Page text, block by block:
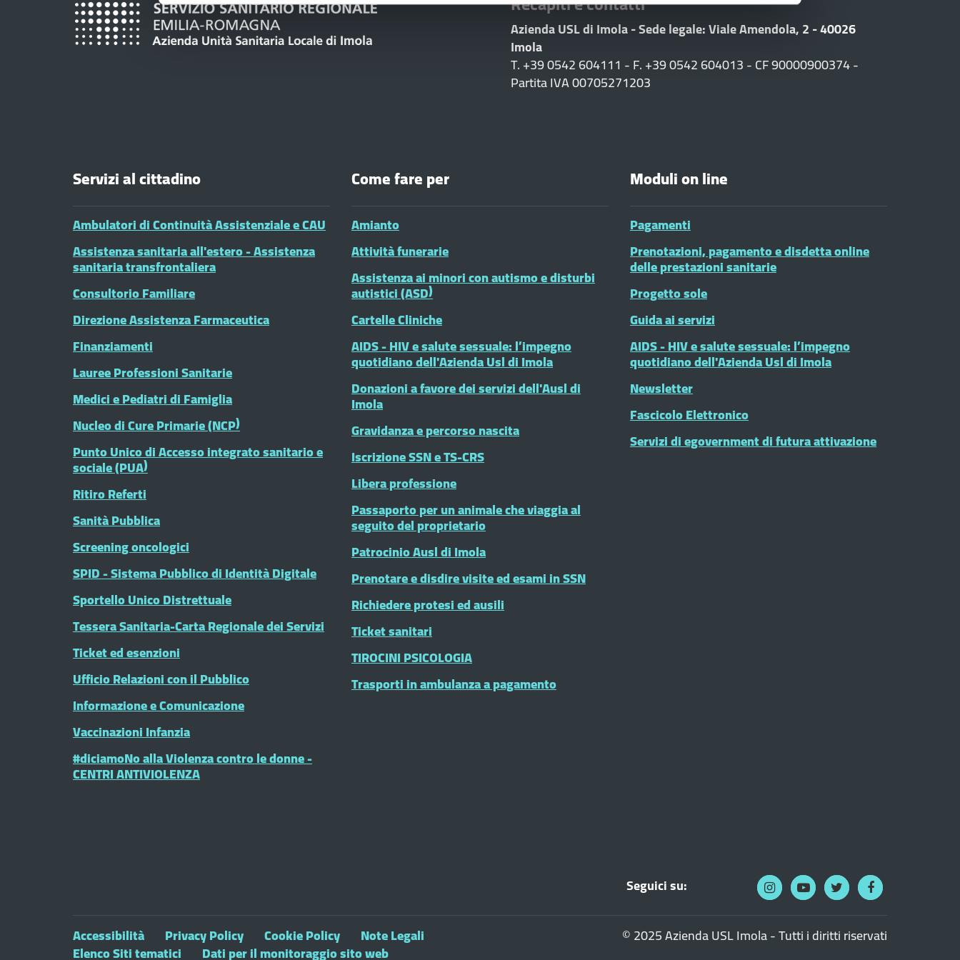
Azienda USL di Imola - Sede legale: Viale Amendola, 2 - 40026
Imola
T. +39 0542 604111 - F. +39 0542 604013 - CF 90000900374 -
Partita IVA 00705271203
Servizi al cittadino
Ambulatori di Continuità Assistenziale e CAU
Assistenza sanitaria all'estero - Assistenza
sanitaria transfrontaliera
Consultorio Familiare
Direzione Assistenza Farmaceutica
Finanziamenti
Lauree Professioni Sanitarie
Medici e Pediatri di Famiglia
Nucleo di Cure Primarie (NCP)
Punto Unico di Accesso integrato sanitario e
sociale (PUA)
Ritiro Referti
Sanità Pubblica
Screening oncologici
SPID - Sistema Pubblico di Identità Digitale
Sportello Unico Distrettuale
Tessera Sanitaria-Carta Regionale dei Servizi
Ticket ed esenzioni
Ufficio Relazioni con il Pubblico
Informazione e Comunicazione
Vaccinazioni Infanzia
#diciamoNo alla Violenza contro le donne -
CENTRI ANTIVIOLENZA
Come fare per
Amianto
Attività funerarie
Assistenza ai minori con autismo e disturbi
autistici (ASD)
Cartelle Cliniche
AIDS - HIV e salute sessuale: l’impegno
quotidiano dell'Azienda Usl di Imola
Donazioni a favore dei servizi dell'Ausl di
Imola
Gravidanza e percorso nascita
Iscrizione SSN e TS-CRS
Libera professione
Passaporto per un animale che viaggia al
seguito del proprietario
Patrocinio Ausl di Imola
Prenotare e disdire visite ed esami in SSN
Richiedere protesi ed ausili
Ticket sanitari
TIROCINI PSICOLOGIA
Trasporti in ambulanza a pagamento
Moduli on line
Pagamenti
Prenotazioni, pagamento e disdetta online
delle prestazioni sanitarie
Progetto sole
Guida ai servizi
AIDS - HIV e salute sessuale: l’impegno
quotidiano dell'Azienda Usl di Imola
Newsletter
Fascicolo Elettronico
Servizi di egovernment di futura attivazione
Seguici su:
Accessibilità Privacy Policy Cookie Policy Note Legali
Elenco Siti tematici Dati per il monitoraggio sito web
© 2025 Azienda USL Imola - Tutti i diritti riservati